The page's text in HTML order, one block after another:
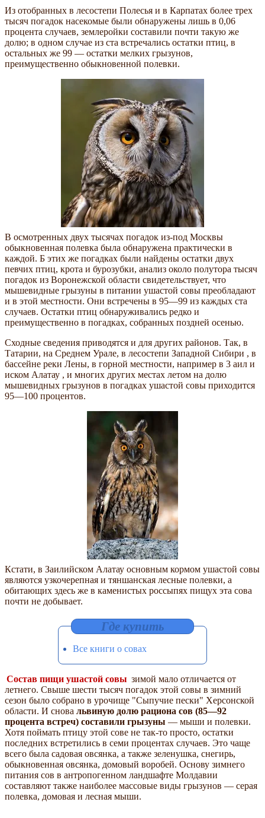
Из отобранных в лесостепи Полесья и в Карпатах более трех
тысяч погадок насекомые были обнаружены лишь в 0,06
процента случаев, землеройки составили почти такую же
долю; в одном случае из ста встречались остатки птиц, в
остальных же 99 — остатки мелких грызунов,
преимущественно обыкновенной полевки.
В осмотренных двух тысячах погадок из-под Москвы
обыкновенная полевка была обнаружена практически в
каждой. Б этих же погадках были найдены остатки двух
певчих птиц, крота и бурозубки, анализ около полутора тысяч
погадок из Воронежской области свидетельствует, что
мышевидные грызуны в питании ушастой совы преобладают
и в этой местности. Они встречены в 95—99 из каждых ста
случаев. Остатки птиц обнаруживались редко и
преимущественно в погадках, собранных поздней осенью.
Сходные сведения приводятся и для других районов. Так, в
Татарии, на Среднем Урале, в лесостепи Западной Сибири , в
бассейне реки Лены, в горной местности, например в 3 аил и
иском Алатау , и многих других местах летом на долю
мышевидных грызунов в погадках ушастой совы приходится
95—100 процентов.
Кстати, в Заилийском Алатау основным кормом ушастой совы
являются узкочерепная и тяншанская лесные полевки, а
обитающих здесь же в каменистых россыпях пищух эта сова
почти не добывает.
Все книги о совах
Состав пищи ушастой совы зимой мало отличается от
летнего. Свыше шести тысяч погадок этой совы в зимний
сезон было собрано в урочище "Сыпучие пески" Херсонской
области. И снова львиную долю рациона сов (85—92
процента встреч) составили грызуны — мыши и полевки.
Хотя поймать птицу этой сове не так-то просто, остатки
последних встретились в семи процентах случаев. Это чаще
всего была садовая овсянка, а также зеленушка, снегирь,
обыкновенная овсянка, домовый воробей. Основу зимнего
питания сов в антропогенном ландшафте Молдавии
составляют также наиболее массовые виды грызунов — серая
полевка, домовая и лесная мыши.